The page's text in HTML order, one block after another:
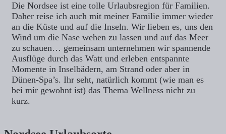
Die Nordsee ist eine tolle Urlaubsregion für Familien.
Daher reise ich auch mit meiner Familie immer wieder
an die Küste und auf die Inseln. Wir lieben es, uns den
Wind um die Nase wehen zu lassen und auf das Meer
zu schauen… gemeinsam unternehmen wir spannende
Ausflüge durch das Watt und erleben entspannte
Momente in Inselbädern, am Strand oder aber in
Dünen-Spa’s. Ihr seht, natürlich kommt (wie man es
bei mir gewohnt ist) das Thema Wellness nicht zu
kurz.